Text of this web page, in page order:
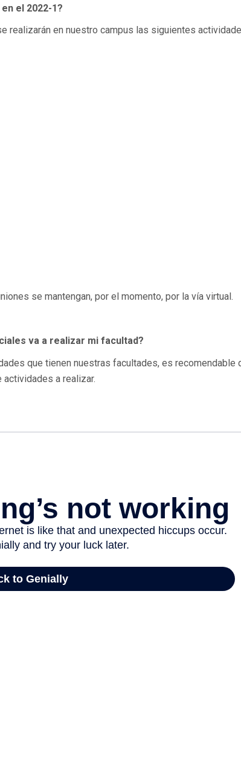
el 2022-1?
realizarán en nuestro campus las siguientes
se mantengan, por el momento, por la vía virtual.
va a realizar mi facultad?
que tienen nuestras facultades, es recomendable
a realizar.